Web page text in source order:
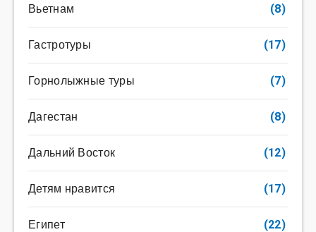
Вьетнам (8)
Гастротуры (17)
Горнолыжные туры (7)
Дагестан (8)
Дальний Восток (12)
Детям нравится (17)
Египет (22)